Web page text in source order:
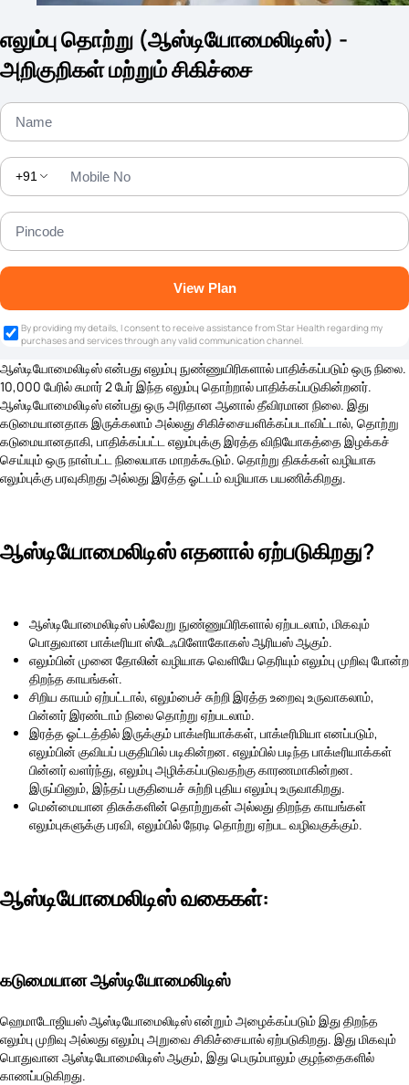
எலும்பு தொற்று (ஆஸ்டியோமைலிடிஸ்) -
அறிகுறிகள் மற்றும் சிகிச்சை
+91
View Plan
By providing my details, I consent to receive assistance from Star Health regarding my
purchases and services through any valid communication channel.
ஆஸ்டியோமைலிடிஸ் என்பது எலும்பு நுண்ணுயிரிகளால் பாதிக்கப்படும் ஒரு நிலை.
10,000 பேரில் சுமார் 2 பேர் இந்த எலும்பு தொற்றால் பாதிக்கப்படுகின்றனர்.
ஆஸ்டியோமைலிடிஸ் என்பது ஒரு அரிதான ஆனால் தீவிரமான நிலை. இது
கடுமையானதாக இருக்கலாம் அல்லது சிகிச்சையளிக்கப்படாவிட்டால், தொற்று
கடுமையானதாகி, பாதிக்கப்பட்ட எலும்புக்கு இரத்த விநியோகத்தை இழக்கச்
செய்யும் ஒரு நாள்பட்ட நிலையாக மாறக்கூடும். தொற்று திசுக்கள் வழியாக
எலும்புக்கு பரவுகிறது அல்லது இரத்த ஓட்டம் வழியாக பயணிக்கிறது.
ஆஸ்டியோமைலிடிஸ் எதனால் ஏற்படுகிறது?
ஆஸ்டியோமைலிடிஸ் பல்வேறு நுண்ணுயிரிகளால் ஏற்படலாம், மிகவும்
பொதுவான பாக்டீரியா ஸ்டேஃபிளோகோகஸ் ஆரியஸ் ஆகும்.
எலும்பின் முனை தோலின் வழியாக வெளியே தெரியும் எலும்பு முறிவு போன்ற
திறந்த காயங்கள்.
சிறிய காயம் ஏற்பட்டால், எலும்பைச் சுற்றி இரத்த உறைவு உருவாகலாம்,
பின்னர் இரண்டாம் நிலை தொற்று ஏற்படலாம்.
இரத்த ஓட்டத்தில் இருக்கும் பாக்டீரியாக்கள், பாக்டீரிமியா எனப்படும்,
எலும்பின் குவியப் பகுதியில் படிகின்றன. எலும்பில் படிந்த பாக்டீரியாக்கள்
பின்னர் வளர்ந்து, எலும்பு அழிக்கப்படுவதற்கு காரணமாகின்றன.
இருப்பினும், இந்தப் பகுதியைச் சுற்றி புதிய எலும்பு உருவாகிறது.
மென்மையான திசுக்களின் தொற்றுகள் அல்லது திறந்த காயங்கள்
எலும்புகளுக்கு பரவி, எலும்பில் நேரடி தொற்று ஏற்பட வழிவகுக்கும்.
ஆஸ்டியோமைலிடிஸ் வகைகள்:
கடுமையான ஆஸ்டியோமைலிடிஸ்
ஹெமாடோஜியஸ் ஆஸ்டியோமைலிடிஸ் என்றும் அழைக்கப்படும் இது திறந்த
எலும்பு முறிவு அல்லது எலும்பு அறுவை சிகிச்சையால் ஏற்படுகிறது. இது மிகவும்
பொதுவான ஆஸ்டியோமைலிடிஸ் ஆகும், இது பெரும்பாலும் குழந்தைகளில்
காணப்படுகிறது.